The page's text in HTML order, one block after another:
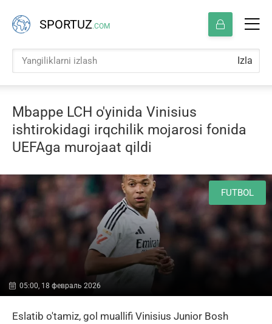
SPORTUZ.COM
Izla
Mbappe LCH o'yinida Vinisius
ishtirokidagi irqchilik mojarosi fonida
UEFAga murojaat qildi
FUTBOL
05:00, 18 февраль 2026
Eslatib o'tamiz, gol muallifi Vinisius Junior Bosh